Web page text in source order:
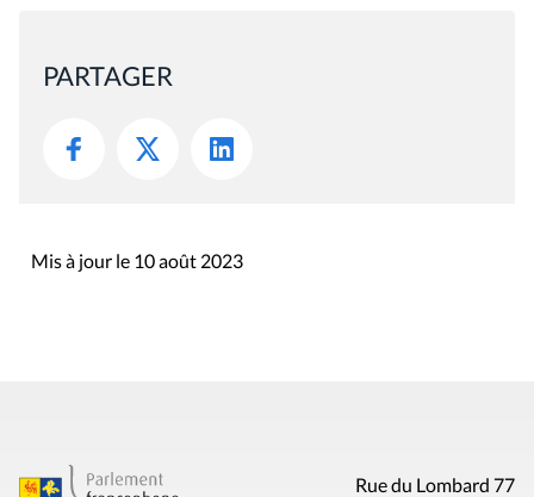
PARTAGER
Mis à jour le 10 août 2023
Rue du Lombard 77